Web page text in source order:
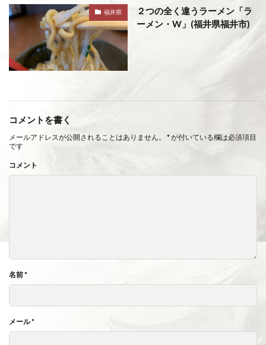
福井県
２つの全く違うラーメン「ラ
ーメン・W」(福井県福井市)
コメントを書く
メールアドレスが公開されることはありません。 *が付いている欄は必須項目
です
コメント
名前*
メール*